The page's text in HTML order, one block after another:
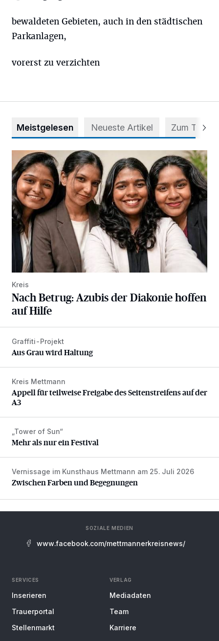
bewaldeten Gebieten, auch in den städtischen
Parkanlagen,
vorerst zu verzichten
Meistgelesen Neueste Artikel Zum Thema
Nach Betrug: Azubis der Diakonie hoffen auf Hilfe
Kreis
Nach Betrug: Azubis der Diakonie hoffen
auf Hilfe
Aus Grau wird Haltung
Graffiti-Projekt
Aus Grau wird Haltung
Appell für teilweise Freigabe des Seitenstreifens auf der A3
Kreis Mettmann
Appell für teilweise Freigabe des Seitenstreifens auf der
A3
Mehr als nur ein Festival
„Tower of Sun“
Mehr als nur ein Festival
Zwischen Farben und Begegnungen
Vernissage im Kunsthaus Mettmann am 25. Juli 2026
Zwischen Farben und Begegnungen
SOZIALE MEDIEN
www.facebook.com/mettmannerkreisnews/
SERVICES
Inserieren
Trauerportal
Stellenmarkt
VERLAG
Mediadaten
Team
Karriere